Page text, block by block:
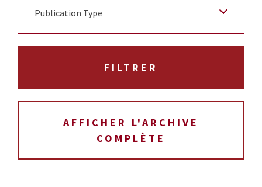
Publication Type
AFFICHER L'ARCHIVE
COMPLÈTE